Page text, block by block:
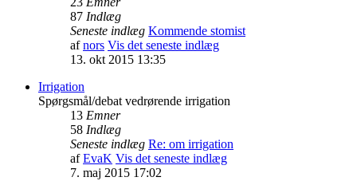
87 Indlæg
Seneste indlæg Kommende stomist
afnors Vis det seneste indlæg
13. okt 2015 13:35
Irrigation
Spørgsmål/debat vedrørende irrigation
13 Emner
58 Indlæg
Seneste indlæg Re: om irrigation
afEvaK Vis det seneste indlæg
7. maj 2015 17:02